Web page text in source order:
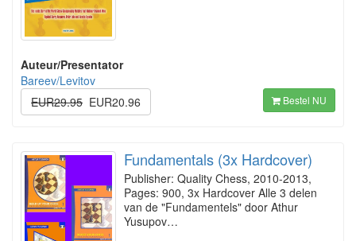
Auteur/Presentator
Bareev/Levitov
EUR29.95 EUR20.96 Bestel NU
Fundamentals (3x Hardcover)
Publisher: Quality Chess, 2010-2013,
Pages: 900, 3x Hardcover Alle 3 delen
van de "Fundamentels" door Athur
Yusupov…